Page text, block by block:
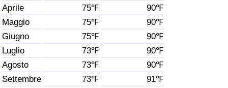
Aprile
75℉
90℉
Maggio
75℉
90℉
Giugno
75℉
90℉
Luglio
73℉
90℉
Agosto
73℉
90℉
Settembre
73℉
91℉
Indice del Tasso di Criminalità (Corrente)
Indice della Criminalità
Indice di criminalità per paese